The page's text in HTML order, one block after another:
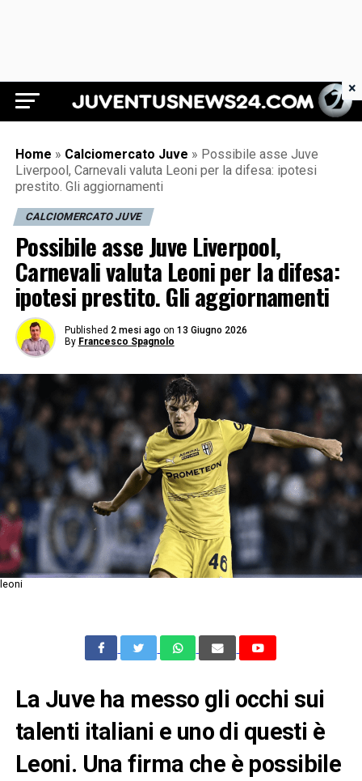
Juventus News 24
Home » Calciomercato Juve » Possibile asse Juve
Liverpool, Carnevali valuta Leoni per la difesa: ipotesi
prestito. Gli aggiornamenti
CALCIOMERCATO JUVE
Possibile asse Juve Liverpool,
Carnevali valuta Leoni per la difesa:
ipotesi prestito. Gli aggiornamenti
Published 2 mesi ago on 13 Giugno 2026
By Francesco Spagnolo
leoni
La Juve ha messo gli occhi sui
talenti italiani e uno di questi è
Leoni. Una firma che è possibile
×